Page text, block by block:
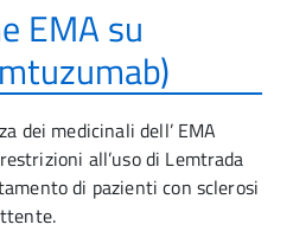
EMA su
dei medicinali dell’ EMA
all’uso di Lemtrada
di pazienti con sclerosi